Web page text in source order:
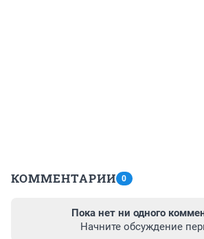
КОММЕНТАРИИ 0
Пока нет ни одного
Начните обсуждение